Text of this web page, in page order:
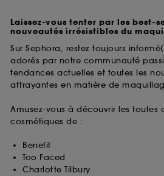
Laissez-vous tenter par les best-
nouveautés irrésistibles du
Sur Sephora, restez toujours
adorés par notre communauté
tendances actuelles et toutes les
attrayantes en matière de
Amusez-vous à découvrir les toutes
cosmétiques de :
Benefit
Too Faced
Charlotte Tilbury